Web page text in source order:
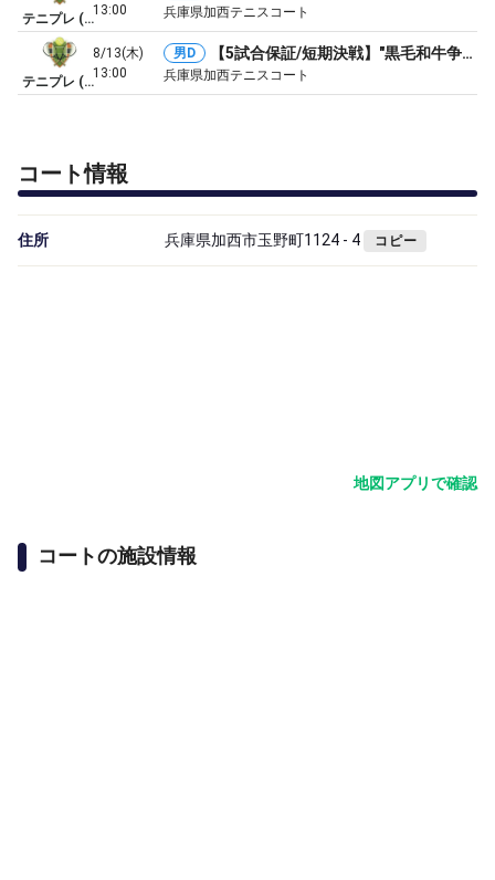
テニプレ (テニスプレミアム)
13:00
兵庫県加西テニスコート
テニプレ (テニスプレミアム)
8/13(木)
13:00
男D 【5試合保証/短期決戦】"黒毛和牛争奪戦！"初中級 男子ダブルス 兵庫加西大会
兵庫県加西テニスコート
コート情報
住所 兵庫県加西市玉野町1124 - 4 コピー
地図アプリで確認
コートの施設情報